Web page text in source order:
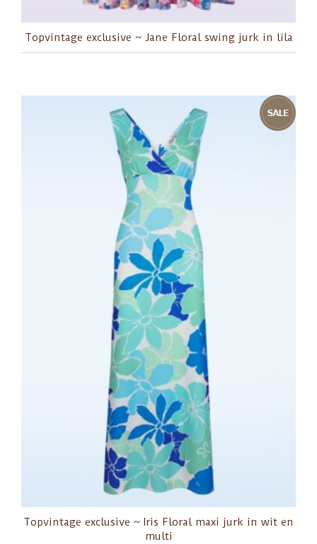
Topvintage exclusive ~ Jane Floral swing jurk in lila
Topvintage exclusive ~ Iris Floral maxi jurk in wit en
multi